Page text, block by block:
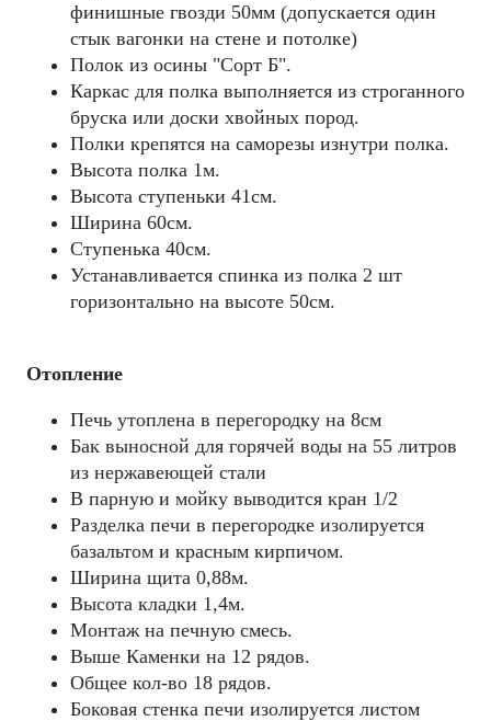
финишные гвозди 50мм (допускается один
стык вагонки на стене и потолке)
Полок из осины "Cорт Б".
Каркас для полка выполняется из строганного
бруска или доски хвойных пород.
Полки крепятся на саморезы изнутри полка.
Высота полка 1м.
Высота ступеньки 41см.
Ширина 60см.
Ступенька 40см.
Устанавливается спинка из полка 2 шт
горизонтально на высоте 50см.
Отопление
Печь утоплена в перегородку на 8см
Бак выносной для горячей воды на 55 литров
из нержавеющей стали
В парную и мойку выводится кран 1/2
Разделка печи в перегородке изолируется
базальтом и красным кирпичом.
Ширина щита 0,88м.
Высота кладки 1,4м.
Mонтаж на печную смесь.
Выше Каменки на 12 рядов.
Общее кол-во 18 рядов.
Боковая стенка печи изолируется листом